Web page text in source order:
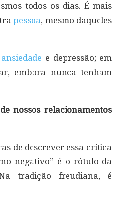
todos os dias. É mais
pessoa, mesmo daqueles
ansiedade e depressão; em
embora nunca tenham
nossos relacionamentos
de descrever essa crítica
negativo” é o rótulo da
tradição freudiana, é